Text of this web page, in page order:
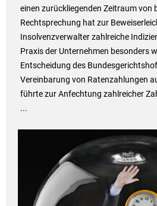
einen zurückliegenden Zeitraum von
Rechtsprechung hat zur
Insolvenzverwalter zahlreiche
Praxis der Unternehmen besonders
Entscheidung des
Vereinbarung von Ratenzahlungen
führte zur Anfechtung zahlreicher
...